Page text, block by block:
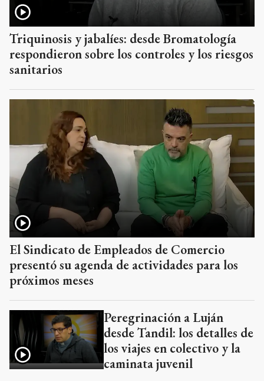
Triquinosis y jabalíes: desde Bromatología
respondieron sobre los controles y los riesgos
sanitarios
El Sindicato de Empleados de Comercio
presentó su agenda de actividades para los
próximos meses
Peregrinación a Luján
desde Tandil: los detalles de
los viajes en colectivo y la
caminata juvenil